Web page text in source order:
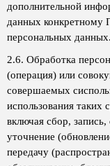
дополнительной
данных конкретному
персональных данных.
2.6. Обработка
(операция) или
совершаемых
использования таких
включая сбор,
уточнение
передачу